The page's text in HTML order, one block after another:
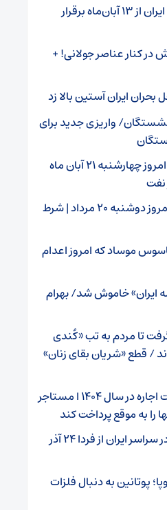
پروازهای قطری به ایران از ۱۳ آبان‌ماه برقرار
کنار عناصر جولانی! +
ایران آستین بالا زد
واریزی جدید برای
قیمت جهانی نفت امروز چهارشنبه ۲۱ آبان ماه
پیش بینی بورس امروز دوشنبه ۲۰ مرداد | شرط
موساد که امروز اعدام
ایران» خاموش شد/ بهرام
تا مردم به تب «کٌندی
/ قطع «شریان بقای زنان»
قانون جدید پرداخت اجاره‌ در سال ۱۴۰۴ ا مستاجر
را به موقع پرداخت کند
برنامه قطعی برق در سراسر ایران از فردا ۲۴ آذر
پوتانین به دنبال فلزات